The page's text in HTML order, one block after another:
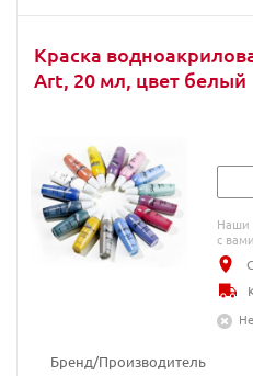
Краска
Art, 20 мл, цвет белый
Бренд/Производитель
Наши
с